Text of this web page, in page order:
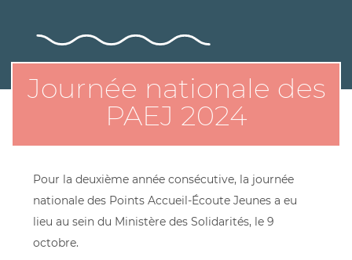
Journée nationale des
PAEJ 2024
Pour la deuxième année consécutive, la journée
nationale des Points Accueil-Écoute Jeunes a eu
lieu au sein du Ministère des Solidarités, le 9
octobre.